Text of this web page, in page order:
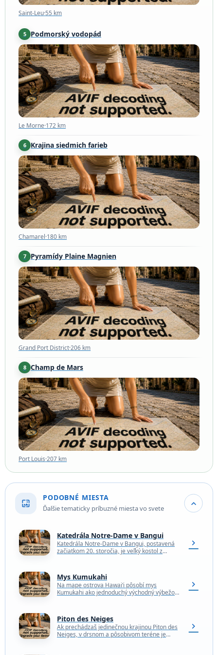
Saint-Leu·55 km
5 Podmorský vodopád
Le Morne·172 km
Le Morne·172 km
6 Krajina siedmich farieb
Chamarel·180 km
Chamarel·180 km
7 Pyramídy Plaine Magnien
Grand Port District·206 km
Grand Port District 206 km
8 Champ de Mars
Port Louis·207 km
Port Louis·207 km
wallpaper
PODOBNÉ MIESTA
Ďalšie tematicky príbuzné miesta vo svete expand_more
Katedrála Notre-Dame v Bangui
Katedrála Notre-Dame v Bangui, postavená
začiatkom 20. storočia, je veľký kostol z
chevron_right
Mys Kumukahi
Na mape ostrova Hawaiʻi pôsobí mys
Kumukahi ako jednoduchý východný výbežok.
chevron_right
Piton des Neiges
Ak prechádzaš jedinečnou krajinou Piton des
Neiges, v drsnom a pôsobivom teréne je
chevron_right